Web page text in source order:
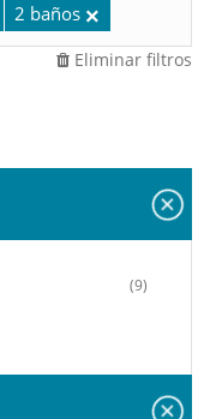
2 baños
Eliminar filtros
(9)